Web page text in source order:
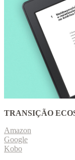
TRANSIÇÃO
Amazon
Google
Kobo